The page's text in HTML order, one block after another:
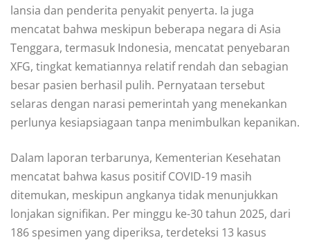
lansia dan penderita penyakit penyerta. Ia juga
mencatat bahwa meskipun beberapa negara di Asia
Tenggara, termasuk Indonesia, mencatat penyebaran
XFG, tingkat kematiannya relatif rendah dan sebagian
besar pasien berhasil pulih. Pernyataan tersebut
selaras dengan narasi pemerintah yang menekankan
perlunya kesiapsiagaan tanpa menimbulkan kepanikan.
Dalam laporan terbarunya, Kementerian Kesehatan
mencatat bahwa kasus positif COVID-19 masih
ditemukan, meskipun angkanya tidak menunjukkan
lonjakan signifikan. Per minggu ke-30 tahun 2025, dari
186 spesimen yang diperiksa, terdeteksi 13 kasus